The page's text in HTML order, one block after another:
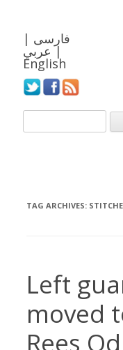
فارسی |
عربي |
English
TAG ARCHIVES:
Left
moved
Rees